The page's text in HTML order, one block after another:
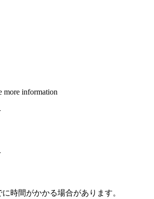
時間がかかる場合があります。